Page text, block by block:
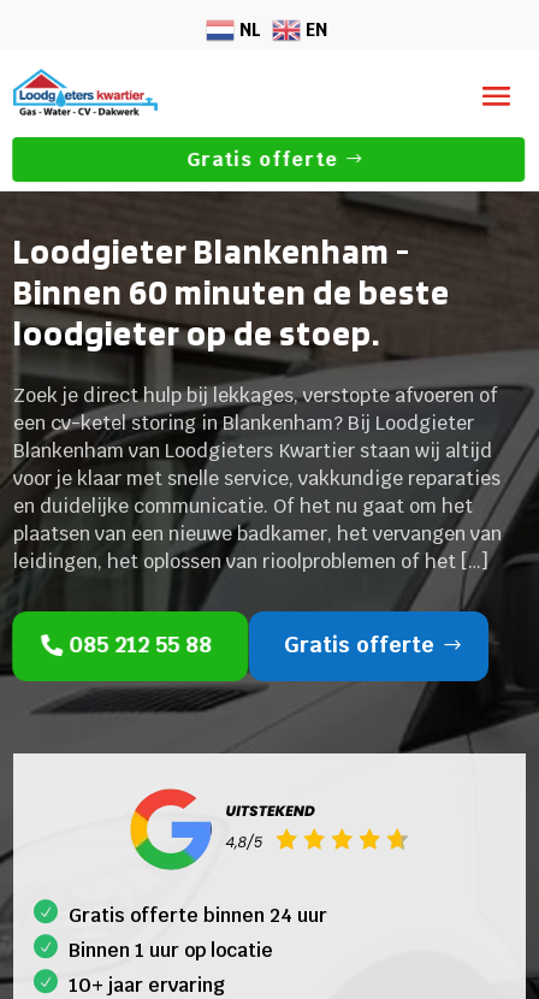
NL EN
Gratis offerte
Loodgieter Blankenham -
Binnen 60 minuten de beste
loodgieter op de stoep.
Zoek je direct hulp bij lekkages, verstopte afvoeren of
een cv-ketel storing in Blankenham? Bij Loodgieter
Blankenham van Loodgieters Kwartier staan wij altijd
voor je klaar met snelle service, vakkundige reparaties
en duidelijke communicatie. Of het nu gaat om het
plaatsen van een nieuwe badkamer, het vervangen van
leidingen, het oplossen van rioolproblemen of het […]
085 212 55 88 Gratis offerte
Gratis offerte binnen 24 uur
Binnen 1 uur op locatie
10+ jaar ervaring